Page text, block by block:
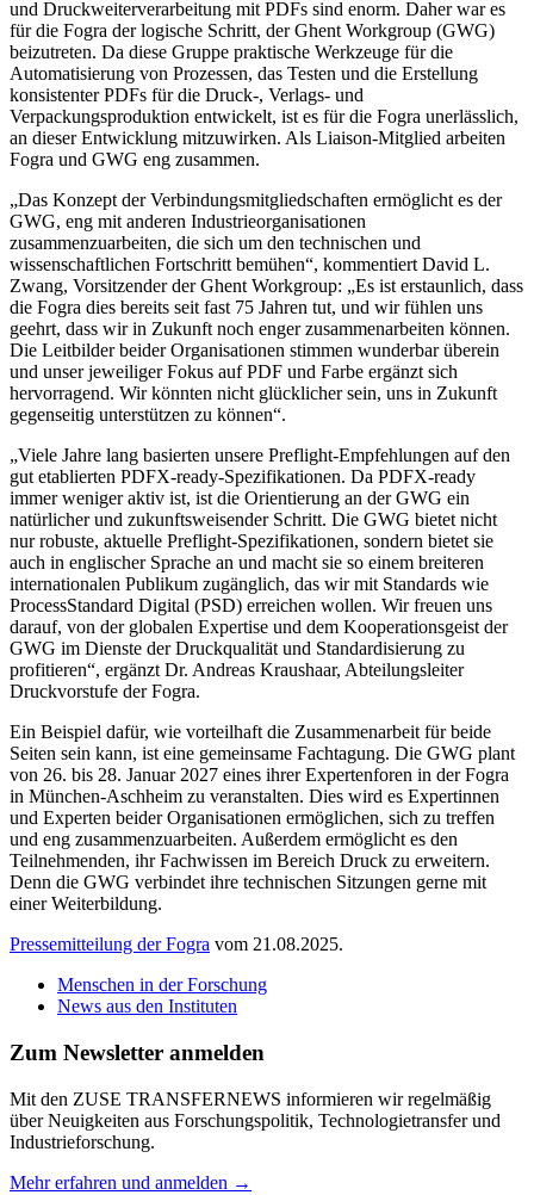
und Druckweiterverarbeitung mit PDFs sind enorm. Daher war es
für die Fogra der logische Schritt, der Ghent Workgroup (GWG)
beizutreten. Da diese Gruppe praktische Werkzeuge für die
Automatisierung von Prozessen, das Testen und die Erstellung
konsistenter PDFs für die Druck-, Verlags- und
Verpackungsproduktion entwickelt, ist es für die Fogra unerlässlich,
an dieser Entwicklung mitzuwirken. Als Liaison-Mitglied arbeiten
Fogra und GWG eng zusammen.
„Das Konzept der Verbindungsmitgliedschaften ermöglicht es der
GWG, eng mit anderen Industrieorganisationen
zusammenzuarbeiten, die sich um den technischen und
wissenschaftlichen Fortschritt bemühen“, kommentiert David L.
Zwang, Vorsitzender der Ghent Workgroup: „Es ist erstaunlich, dass
die Fogra dies bereits seit fast 75 Jahren tut, und wir fühlen uns
geehrt, dass wir in Zukunft noch enger zusammenarbeiten können.
Die Leitbilder beider Organisationen stimmen wunderbar überein
und unser jeweiliger Fokus auf PDF und Farbe ergänzt sich
hervorragend. Wir könnten nicht glücklicher sein, uns in Zukunft
gegenseitig unterstützen zu können“.
„Viele Jahre lang basierten unsere Preflight-Empfehlungen auf den
gut etablierten PDFX-ready-Spezifikationen. Da PDFX-ready
immer weniger aktiv ist, ist die Orientierung an der GWG ein
natürlicher und zukunftsweisender Schritt. Die GWG bietet nicht
nur robuste, aktuelle Preflight-Spezifikationen, sondern bietet sie
auch in englischer Sprache an und macht sie so einem breiteren
internationalen Publikum zugänglich, das wir mit Standards wie
ProcessStandard Digital (PSD) erreichen wollen. Wir freuen uns
darauf, von der globalen Expertise und dem Kooperationsgeist der
GWG im Dienste der Druckqualität und Standardisierung zu
profitieren“, ergänzt Dr. Andreas Kraushaar, Abteilungsleiter
Druckvorstufe der Fogra.
Ein Beispiel dafür, wie vorteilhaft die Zusammenarbeit für beide
Seiten sein kann, ist eine gemeinsame Fachtagung. Die GWG plant
von 26. bis 28. Januar 2027 eines ihrer Expertenforen in der Fogra
in München-Aschheim zu veranstalten. Dies wird es Expertinnen
und Experten beider Organisationen ermöglichen, sich zu treffen
und eng zusammenzuarbeiten. Außerdem ermöglicht es den
Teilnehmenden, ihr Fachwissen im Bereich Druck zu erweitern.
Denn die GWG verbindet ihre technischen Sitzungen gerne mit
einer Weiterbildung.
Pressemitteilung der Fogra vom 21.08.2025.
Menschen in der Forschung
News aus den Instituten
Zum Newsletter anmelden
Mit den ZUSE TRANSFERNEWS informieren wir regelmäßig
über Neuigkeiten aus Forschungspolitik, Technologietransfer und
Industrieforschung.
Mehr erfahren und anmelden →